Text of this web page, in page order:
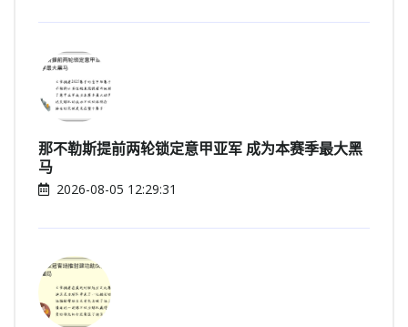
那不勒斯提前两轮锁定意甲亚军 成为本赛季最大黑
马
2026-08-05 12:29:31